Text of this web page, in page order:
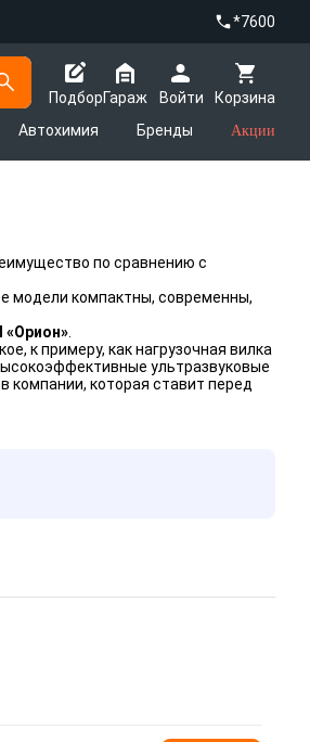
*7600
Подбор
Корзина
Гараж
Войти
Автохимия Бренды Акции
по сравнению с
модели компактны, современны,
«Орион»
к примеру, как нагрузочная вилка
ультразвуковые
компании, которая ставит перед